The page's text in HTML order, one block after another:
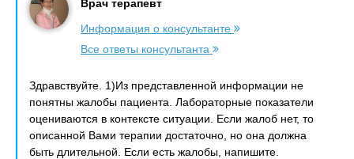
Врач терапевт
Информация о консультанте
Все ответы консультанта
Здравствуйте. 1)Из представленной информации не
понятны жалобы пациента. Лабораторные показатели
оцениваются в контексте ситуации. Если жалоб нет, то
описанной Вами терапии достаточно, но она должна
быть длительной. Если есть жалобы, напишите.